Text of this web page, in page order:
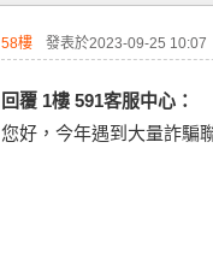
58樓 發表於2023-09-25 10:07
回覆 1樓 591客服中心：
您好，今年遇到大量詐騙